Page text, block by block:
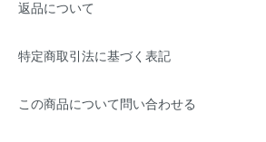
返品について
特定商取引法に基づく表記
この商品について問い合わせる